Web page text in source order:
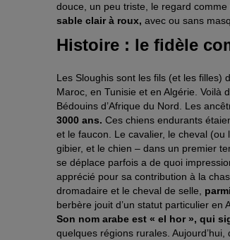
douce, un peu triste, le regard
sable clair à roux, avec ou sans
Histoire : le fidèle
Les Sloughis sont les fils (et les filles)
Maroc, en Tunisie et en Algérie. Voilà
Bédouins d’Afrique du Nord. Les
3000 ans. Ces chiens endurants
et le faucon. Le cavalier, le cheval
gibier, et le chien – dans un premier
se déplace parfois a de quoi
apprécié pour sa contribution à la
dromadaire et le cheval de selle,
berbère jouit d’un statut particulier
Son nom arabe est « el hor », qui
quelques régions rurales.